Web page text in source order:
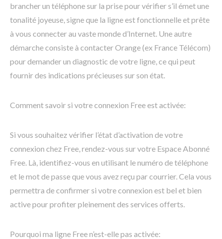
brancher un téléphone sur la prise pour vérifier s’il émet une
tonalité joyeuse, signe que la ligne est fonctionnelle et prête
à vous connecter au vaste monde d’Internet. Une autre
démarche consiste à contacter Orange (ex France Télécom)
pour demander un diagnostic de votre ligne, ce qui peut
fournir des indications précieuses sur son état.
Comment savoir si votre connexion Free est activée:
Si vous souhaitez vérifier l’état d’activation de votre
connexion chez Free, rendez-vous sur votre Espace Abonné
Free. Là, identifiez-vous en utilisant le numéro de téléphone
et le mot de passe que vous avez reçu par courrier. Cela vous
permettra de confirmer si votre connexion est bel et bien
active pour profiter pleinement des services offerts.
Pourquoi ma ligne Free n’est-elle pas activée: